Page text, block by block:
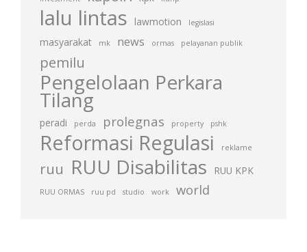
lalu lintas lawmotion legislasi
masyarakat mk news ormas pelayanan publik
pemilu
Pengelolaan Perkara
Tilang
peradi perda prolegnas property pshk
Reformasi Regulasi reklame
ruu RUU Disabilitas RUU KPK
RUU ORMAS ruu pd studio work world